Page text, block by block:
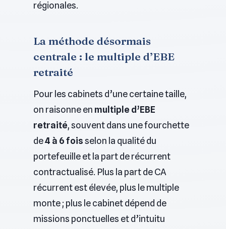
régionales.
La méthode désormais
centrale : le multiple d’EBE
retraité
Pour les cabinets d’une certaine taille,
on raisonne en multiple d’EBE
retraité, souvent dans une fourchette
de4 à 6 foisselon la qualité du
portefeuille et la part de récurrent
contractualisé. Plus la part de CA
récurrent est élevée, plus le multiple
monte ; plus le cabinet dépend de
missions ponctuelles et d’intuitu